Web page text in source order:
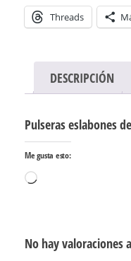
Threads
DESCRIPCIÓN
Pulseras eslabones
Me gusta esto:
Cargando...
No hay valoraciones